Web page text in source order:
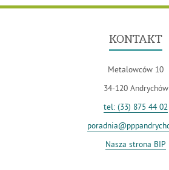
KONTAKT
Metalowców 10
34-120 Andrychów
tel: (33) 875 44 02
Nasza strona BIP